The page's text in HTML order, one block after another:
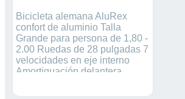
Bicicleta alemana AluRex
confort de aluminio Talla
Grande para persona de 1,80 -
2.00 Ruedas de 28 pulgadas 7
velocidades en eje interno
Amortiguación delantera
y trasero Sillin con